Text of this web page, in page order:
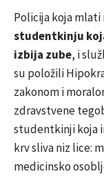
Policija koja
studentkinju
izbija zube, i
su položili
zakonom i
zdravstvene
studentkinji koja
krv sliva niz lice:
medicinsko